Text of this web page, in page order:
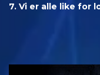
7. Vi er alle like for